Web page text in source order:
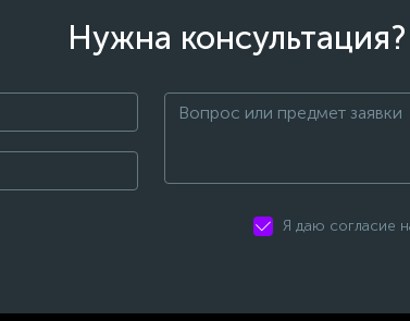
Нужна
Я даю согласие